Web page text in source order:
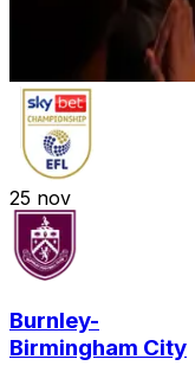
25 nov
Burnley-
Birmingham City